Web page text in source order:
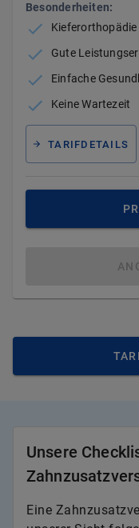
Besonderheiten:
Kieferorthopädie
Gute
Einfache
Keine Wartezeit
TARIFDETAILS
Unsere
Eine